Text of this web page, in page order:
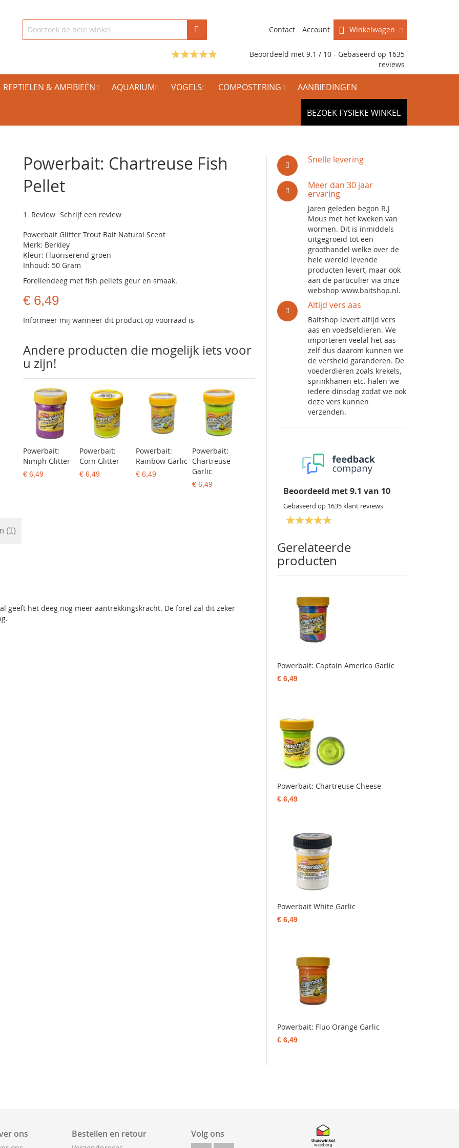
Winkelwagen
Contact Account
Beoordeeld met 9.1 / 10 - Gebaseerd op 1635
reviews
REPTIELEN & AMFIBIEËN AQUARIUM VOGELS COMPOSTERING AANBIEDINGEN
BEZOEK FYSIEKE WINKEL
Powerbait: Chartreuse Fish
Pellet
1 Review Schrijf een review
Powerbait Glitter Trout Bait Natural Scent
Merk: Berkley
Kleur: Fluoriserend groen
Inhoud: 50 Gram
Forellendeeg met fish pellets geur en smaak.
€ 6,49
Informeer mij wanneer dit product op voorraad is
Andere producten die mogelijk iets voor
u zijn!
Powerbait:
Nimph Glitter
€ 6,49
Powerbait:
Corn Glitter
€ 6,49
Powerbait:
Rainbow Garlic
€ 6,49
Powerbait:
Chartreuse
Garlic
€ 6,49
Snelle levering
Meer dan 30 jaar
ervaring
Jaren geleden begon R.J
Mous met het kweken van
wormen. Dit is inmiddels
uitgegroeid tot een
groothandel welke over de
hele wereld levende
producten levert, maar ook
aan de particulier via onze
webshop www.baitshop.nl.
Altijd vers aas
Baitshop levert altijd vers
aas en voedseldieren. We
importeren veelal het aas
zelf dus daarom kunnen we
de versheid garanderen. De
voederdieren zoals krekels,
sprinkhanen etc. halen we
iedere dinsdag zodat we ook
deze vers kunnen
verzenden.
Beoordeeld met9.1 van 10
Gebaseerd op 1635 klant reviews
Gerelateerde
producten
Powerbait: Captain America Garlic
€ 6,49
Powerbait: Chartreuse Cheese
€ 6,49
Powerbait White Garlic
€ 6,49
Powerbait: Fluo Orange Garlic
€ 6,49
geeft het deeg nog meer aantrekkingskracht. De forel zal dit zeker
1
ons Bestellen en retour Volg ons